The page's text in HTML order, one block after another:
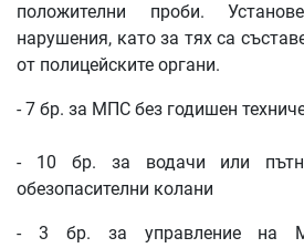
положителни проби.
нарушения, като за тях са
от полицейските органи.
- 7 бр. за МПС без годишен
- 10 бр. за водачи или
обезопасителни колани
- 3 бр. за управление на